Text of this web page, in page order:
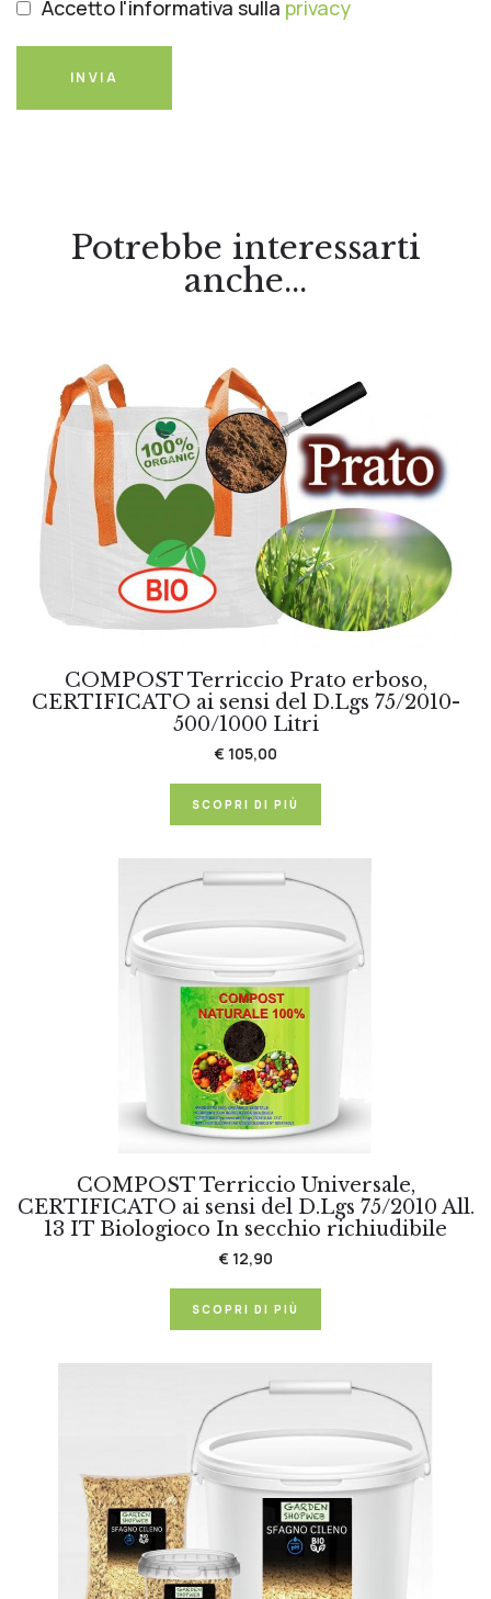
Accetto l'informativa sulla privacy
INVIA
Potrebbe interessarti
anche...
COMPOST Terriccio Prato erboso,
CERTIFICATO ai sensi del D.Lgs 75/2010-
500/1000 Litri
€ 105,00
SCOPRI DI PIÙ
COMPOST Terriccio Universale,
CERTIFICATO ai sensi del D.Lgs 75/2010 All.
13 IT Biologioco In secchio richiudibile
€ 12,90
SCOPRI DI PIÙ